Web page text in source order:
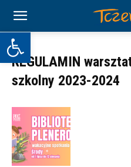
Otwórz pasek narzędzi
REGULAMIN
szkolny 2023-2024